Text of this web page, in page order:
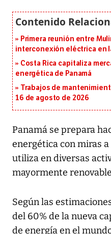
Primera reunión entre
interconexión eléctrica en
Costa Rica capitaliza
energética de Panamá
Trabajos de
16 de agosto de 2026
Panamá se prepara
energética con miras
utiliza en diversas
mayormente
Según las
del 60% de la nueva
de energía en el